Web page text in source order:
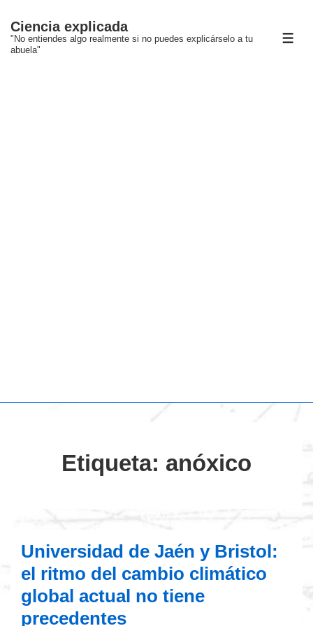
Saltar
Ciencia explicada
"No entiendes algo realmente si no puedes explicárselo a tu
abuela"
Etiqueta: anóxico
Universidad de Jaén y Bristol:
el ritmo del cambio climático
global actual no tiene
precedentes